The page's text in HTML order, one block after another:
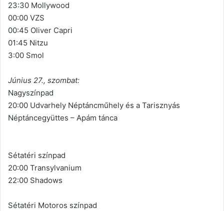
23:30 Mollywood
00:00 VZS
00:45 Oliver Capri
01:45 Nitzu
3:00 Smol
Június 27., szombat:
Nagyszínpad
20:00 Udvarhely Néptáncműhely és a Tarisznyás
Néptáncegyüttes – Apám tánca
Sétatéri színpad
20:00 Transylvanium
22:00 Shadows
Sétatéri Motoros színpad